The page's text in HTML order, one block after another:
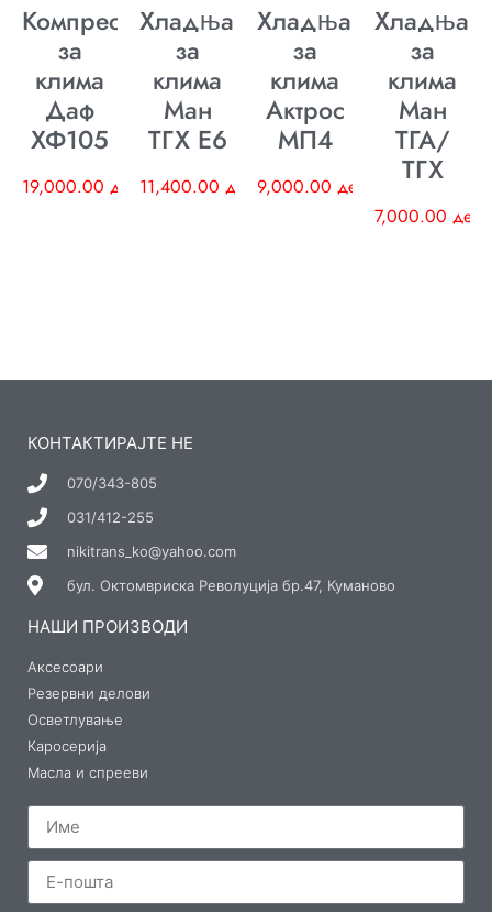
Компресор
за
клима
Даф
ХФ105
19,000.00 ден
Хладњак
за
клима
Ман
ТГХ E6
11,400.00 ден
Хладњак
за
клима
Актрос
МП4
9,000.00 ден
Хладњак
за
клима
Ман
ТГА/
ТГХ
7,000.00 ден
КОНТАКТИРАЈТЕ НЕ
070/343-805
031/412-255
nikitrans_ko@yahoo.com
бул. Октомвриска Револуција бр.47, Куманово
НАШИ ПРОИЗВОДИ
Аксесоари
Резервни делови
Осветлување
Каросерија
Масла и спрееви